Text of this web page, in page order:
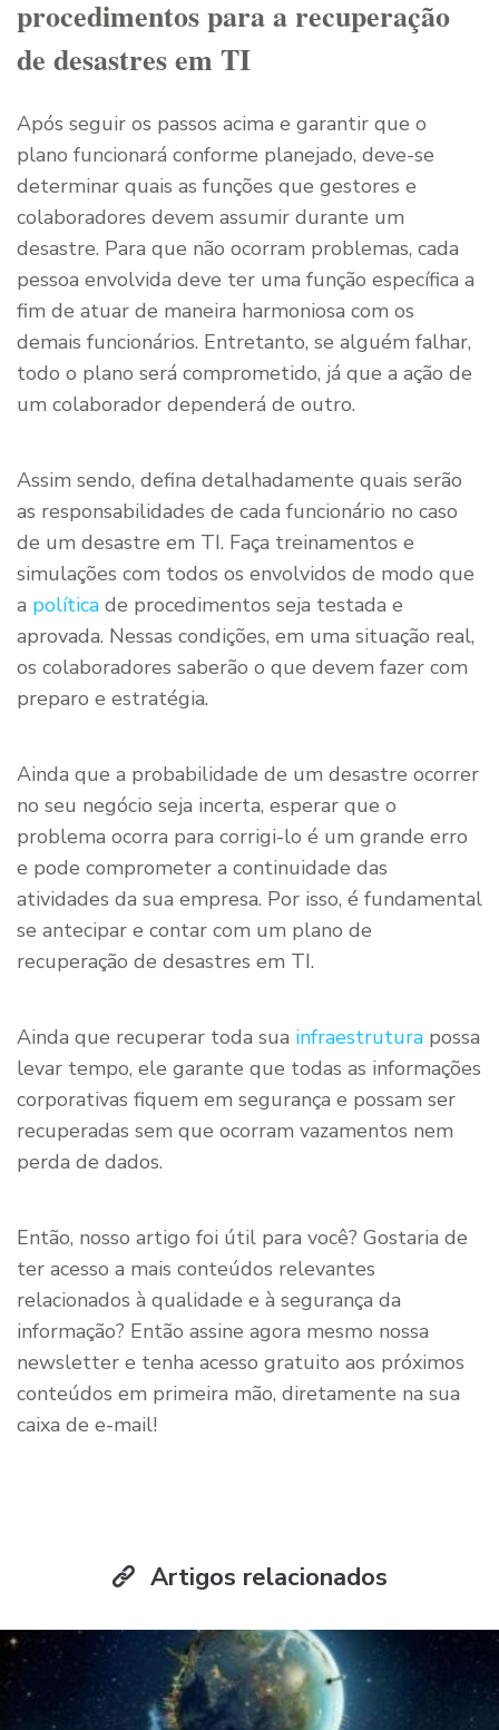
procedimentos para a recuperação
de desastres em TI
Após seguir os passos acima e garantir que o
plano funcionará conforme planejado, deve-se
determinar quais as funções que gestores e
colaboradores devem assumir durante um
desastre. Para que não ocorram problemas, cada
pessoa envolvida deve ter uma função específica a
fim de atuar de maneira harmoniosa com os
demais funcionários. Entretanto, se alguém falhar,
todo o plano será comprometido, já que a ação de
um colaborador dependerá de outro.
Assim sendo, defina detalhadamente quais serão
as responsabilidades de cada funcionário no caso
de um desastre em TI. Faça treinamentos e
simulações com todos os envolvidos de modo que
a política de procedimentos seja testada e
aprovada. Nessas condições, em uma situação real,
os colaboradores saberão o que devem fazer com
preparo e estratégia.
Ainda que a probabilidade de um desastre ocorrer
no seu negócio seja incerta, esperar que o
problema ocorra para corrigi-lo é um grande erro
e pode comprometer a continuidade das
atividades da sua empresa. Por isso, é fundamental
se antecipar e contar com um plano de
recuperação de desastres em TI.
Ainda que recuperar toda sua infraestrutura possa
levar tempo, ele garante que todas as informações
corporativas fiquem em segurança e possam ser
recuperadas sem que ocorram vazamentos nem
perda de dados.
Então, nosso artigo foi útil para você? Gostaria de
ter acesso a mais conteúdos relevantes
relacionados à qualidade e à segurança da
informação? Então assine agora mesmo nossa
newsletter e tenha acesso gratuito aos próximos
conteúdos em primeira mão, diretamente na sua
caixa de e-mail!
Artigos relacionados